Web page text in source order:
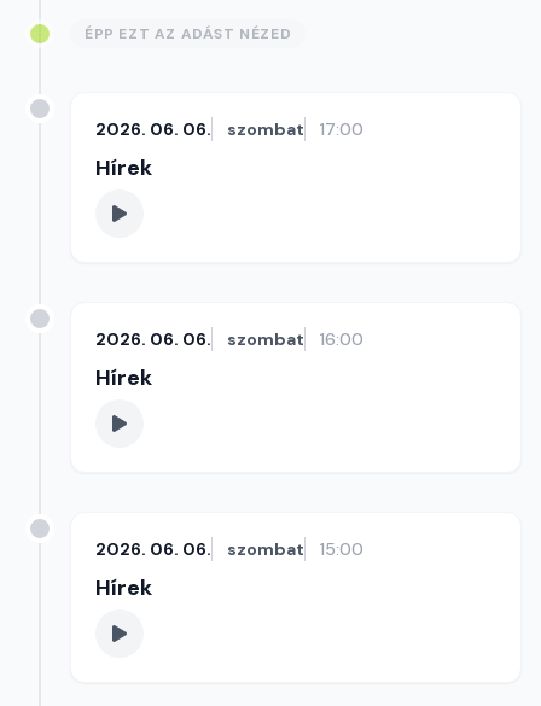
ÉPP EZT AZ ADÁST NÉZED
2026. 06. 06. szombat 17:00
Hírek
2026. 06. 06. szombat 16:00
Hírek
2026. 06. 06. szombat 15:00
Hírek